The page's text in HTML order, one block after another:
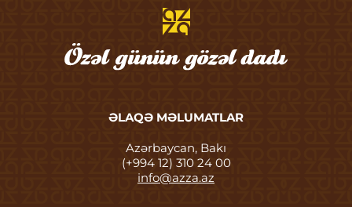
ƏLAQƏ MƏLUMATLAR
Azərbaycan, Bakı
(+994 12) 310 24 00
info@azza.az